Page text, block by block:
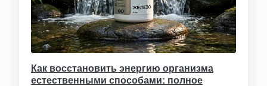
Как восстановить энергию организма
естественными способами: полное